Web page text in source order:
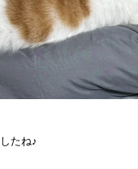
たね♪